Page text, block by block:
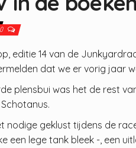
0
editie 14 van de
dat we er vorig jaar
plensbui was het de rest
nodige geklust tijdens de
een lege tank bleek -, een